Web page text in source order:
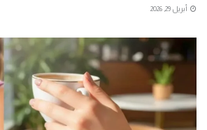
أبريل 29, 2026